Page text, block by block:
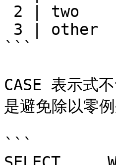
```
CASE 表示式
是避免除以零
```